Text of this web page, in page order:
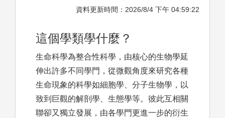
資料更新時間：2026/8/4 下午 04:59:22
這個學類學什麼？
生命科學為整合性科學，由核心的生物學延
伸出許多不同學門，從微觀角度來研究各種
生命現象的科學如細胞學、分子生物學，以
致到巨觀的解剖學、生態學等。彼此互相關
聯卻又獨立發展，由各學門更進一步的衍生